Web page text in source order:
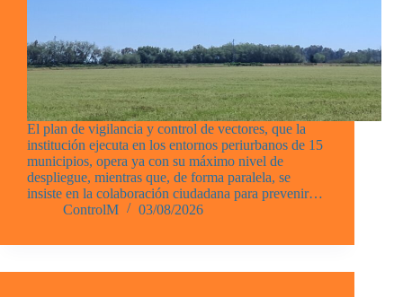
El plan de vigilancia y control de vectores, que la
institución ejecuta en los entornos periurbanos de 15
municipios, opera ya con su máximo nivel de
despliegue, mientras que, de forma paralela, se
insiste en la colaboración ciudadana para prevenir…
ControlM
03/08/2026